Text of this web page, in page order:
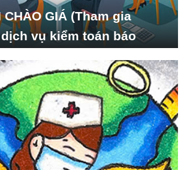
CHÀO GIÁ (Tham gia
vụ kiểm toán báo
Phát triển Xã